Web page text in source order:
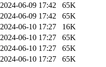
2024-06-09 17:42
65K
2024-06-09 17:42
65K
2024-06-10 17:27
16K
2024-06-10 17:27
65K
2024-06-10 17:27
65K
2024-06-10 17:27
65K